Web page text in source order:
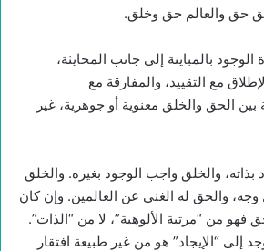
حق والعالم حق وخلق.
بالمباينة إلى جانب المحايثة،
مع التقييد، والمفارقة مع
بين الحق والخلق معنوية أو جوهرية، غير
بذاته، والخلق واجب الوجود بغيره. والخلق
والحق له الغنى عن العالمين. وإن كان
فهو من “مرتبة الألوهية”، لا من “الذات”.
إلى “الإيجاد” هو من غير طبيعة افتقار